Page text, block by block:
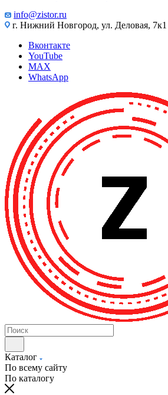
info@zistor.ru
г. Нижний Новгород, ул. Деловая, 7к1
Вконтакте
YouTube
MAX
WhatsApp
Каталог
По всему сайту
По каталогу